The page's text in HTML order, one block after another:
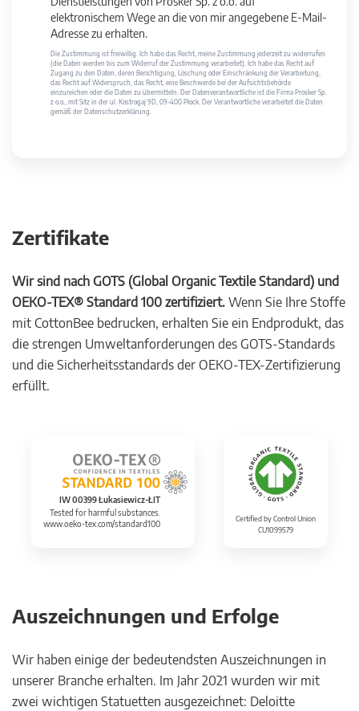
elektronischem Wege an die von mir angegebene E-Mail-
Adresse zu erhalten.
Die Zustimmung ist freiwillig. Ich habe das Recht, meine Zustimmung jederzeit zu widerrufen
(die Daten werden bis zum Widerruf der Zustimmung verarbeitet). Ich habe das Recht auf
Zugang zu den Daten, deren Berichtigung, Löschung oder Einschränkung der Verarbeitung,
das Recht auf Widerspruch, das Recht, eine Beschwerde bei der Aufsichtsbehörde
einzureichen oder die Daten zu übermitteln. Der Datenverantwortliche ist die Firma Prosker Sp.
z o.o., mit Sitz in der ul. Kostrogaj 9D, 09-400 Płock. Der Verantwortliche verarbeitet die Daten
gemäß der Datenschutzerklärung.
Zertifikate
Wir sind nach GOTS (Global Organic Textile Standard) und
OEKO-TEX® Standard 100 zertifiziert. Wenn Sie Ihre Stoffe
mit CottonBee bedrucken, erhalten Sie ein Endprodukt, das
die strengen Umweltanforderungen des GOTS-Standards
und die Sicherheitsstandards der OEKO-TEX-Zertifizierung
erfüllt.
IW 00399 Łukasiewicz-ŁIT
Tested for harmful substances.
www.oeko-tex.com/standard100
Certified by Control Union
CU1099579
Auszeichnungen und Erfolge
Wir haben einige der bedeutendsten Auszeichnungen in
unserer Branche erhalten. Im Jahr 2021 wurden wir mit
zwei wichtigen Statuetten ausgezeichnet: Deloitte